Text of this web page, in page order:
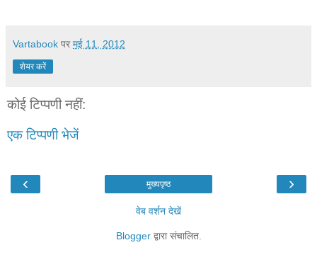
Vartabook पर मई 11, 2012
शेयर करें
कोई टिप्पणी नहीं:
एक टिप्पणी भेजें
‹ ›
मुख्यपृष्ठ
वेब वर्शन देखें
Bloggerद्वारा संचालित.